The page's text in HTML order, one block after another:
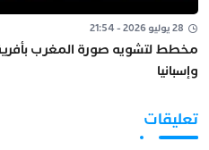
28 يوليو 2026 - 21:54
مخطط لتشويه صورة المغرب
وإسبانيا
تعليقات